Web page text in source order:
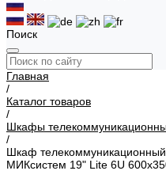
Поиск
Главная
/
Каталог товаров
/
Шкафы
/
Шкаф
МИКсистем 19" Lite 6U